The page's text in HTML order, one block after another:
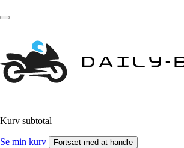
Kurv subtotal
Se min kurv Fortsæt med at handle